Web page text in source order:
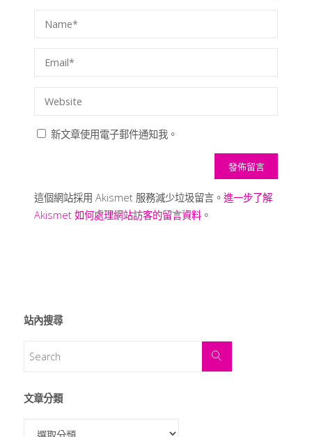
新文章使用電子郵件通知我。
這個網站採用 Akismet 服務減少垃圾留言。 進一步了解
Akismet 如何處理網站訪客的留言資料。
站內搜尋
文章分類